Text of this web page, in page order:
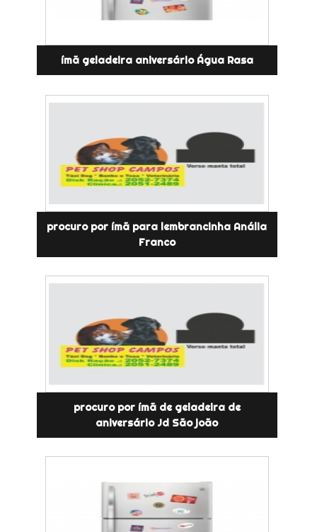
ímã geladeira aniversário Água Rasa
procuro por ímã para lembrancinha Anália
Franco
procuro por ímã de geladeira de
aniversário Jd São joão